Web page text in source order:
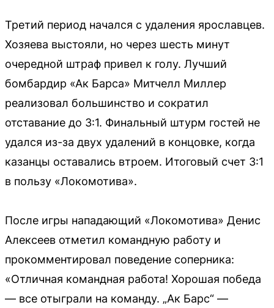
Третий период начался с удаления ярославцев.
Хозяева выстояли, но через шесть минут
очередной штраф привел к голу. Лучший
бомбардир «Ак Барса» Митчелл Миллер
реализовал большинство и сократил
отставание до 3:1. Финальный штурм гостей не
удался из-за двух удалений в концовке, когда
казанцы оставались втроем. Итоговый счет 3:1
в пользу «Локомотива».
После игры нападающий «Локомотива» Денис
Алексеев отметил командную работу и
прокомментировал поведение соперника:
«Отличная командная работа! Хорошая победа
— все отыграли на команду. „Ак Барс“ —